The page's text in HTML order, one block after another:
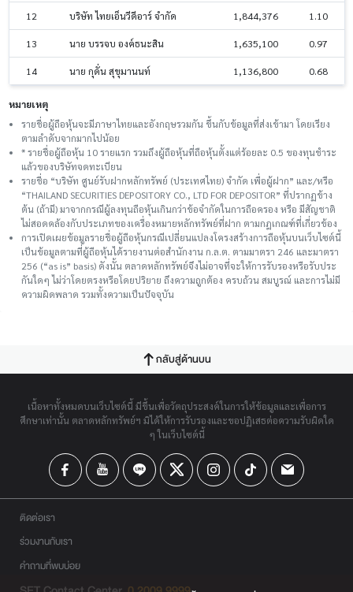
12 บริษัท ไทยเอ็นวีดีอาร์ จำกัด 1,844,376 1.10
13 นาย บรรจบ องค์ธนะสิน 1,635,100 0.97
14 นาย กุดั่น สุขุมานนท์ 1,136,800 0.68
หมายเหตุ
รายชื่อผู้ถือหุ้นจะมีภาษาไทยและอังกฤษรวมกัน ขึ้นกับข้อมูลที่ส่งเข้ามา โดยเรียง
ตามลำดับจากมากไปน้อย
* รายชื่อผู้ถือหุ้น 10 รายแรก รวมถึงผู้ถือหุ้นที่ถือหุ้นตั้งแต่ร้อยละ 0.5 ของทุนชําระ
แล้วของบริษัทจดทะเบียน
รายชื่อ “บริษัท ศูนย์รับฝากหลักทรัพย์ (ประเทศไทย) จำกัด เพื่อผู้ฝาก” และ/หรือ
“THAILAND SECURITIES DEPOSITORY CO., LTD FOR DEPOSITOR” ที่ปรากฏข้าง
ต้น (ถ้ามี) มาจากกรณีผู้ลงทุนถือหุ้นเกินกว่าข้อจำกัดในการถือครอง หรือ มีสัญชาติ
ไม่สอดคล้องกับประเภทของเครื่องหมายหลักทรัพย์ที่ฝาก ตามกฎเกณฑ์ที่เกี่ยวข้อง
การเปิดเผยข้อมูลรายชื่อผู้ถือหุ้นกรณีเปลี่ยนแปลงโครงสร้างการถือหุ้นบนเว็บไซต์นี้
เป็นข้อมูลตามที่ผู้ถือหุ้นได้รายงานต่อสำนักงาน ก.ล.ต. ตามมาตรา 246 และมาตรา
256 (“as is” basis) ดังนั้น ตลาดหลักทรัพย์จึงไม่อาจที่จะให้การรับรองหรือรับประ
กันใดๆ ไม่ว่าโดยตรงหรือโดยปริยาย ถึงความถูกต้อง ครบถ้วน สมบูรณ์ และการไม่มี
ความผิดพลาด รวมทั้งความเป็นปัจจุบัน
กลับสู่ด้านบน
เนื้อหาทั้งหมดบนเว็บไซต์นี้ มีขึ้นเพื่อวัตถุประสงค์ในการให้ข้อมูลและเพื่อการ
ศึกษาเท่านั้น ตลาดหลักทรัพย์ฯ มิได้ให้การรับรองและขอปฏิเสธต่อความรับผิดใด
ๆ ในเว็บไซต์นี้
ติดต่อเรา
ร่วมงานกับเรา
คำถามที่พบบ่อย